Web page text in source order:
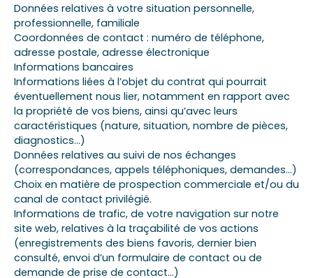
Données relatives à votre situation personnelle,
professionnelle, familiale
Coordonnées de contact : numéro de téléphone,
adresse postale, adresse électronique
Informations bancaires
Informations liées à l’objet du contrat qui pourrait
éventuellement nous lier, notamment en rapport avec
la propriété de vos biens, ainsi qu’avec leurs
caractéristiques (nature, situation, nombre de pièces,
diagnostics…)
Données relatives au suivi de nos échanges
(correspondances, appels téléphoniques, demandes…)
Choix en matière de prospection commerciale et/ou du
canal de contact privilégié.
Informations de trafic, de votre navigation sur notre
site web, relatives à la traçabilité de vos actions
(enregistrements des biens favoris, dernier bien
consulté, envoi d’un formulaire de contact ou de
demande de prise de contact…)